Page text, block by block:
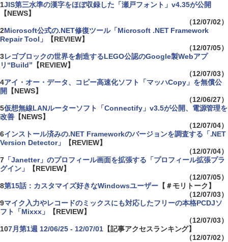
1JIS第三水準の漢字をほぼ収録した「瀬戸フォント」v4.35が公開
【NEWS】
（12/07/02）
2Microsoft公式の.NET修復ツール「Microsoft .NET Framework
Repair Tool」
【REVIEW】
（12/07/05）
3レゴブロックの世界を創造するLEGO公認のGoogle製Webアプ
リ“Build” 【REVIEW】
（12/07/03）
4アイ・オー・データ、コピー高速化ソフト「マッハCopy」を無償公
開
【NEWS】
（12/06/27）
5仮想無線LANルーターソフト「Connectify」v3.5が公開、電源管理を
改善【NEWS】
（12/07/04）
6インストール済みの.NET Frameworkのバージョンを調査する「.NET
Version Detector」
【REVIEW】
（12/07/04）
7 「Janetter」のプロフィール画面を拡張する「プロフィール拡張プラ
グイン」
【REVIEW】
（12/07/05）
8第15話：カスタマイズ好きなWindowsユーザー【＃モリトーク】
（12/07/03）
9マイク入力やレコードのミックスにも対応したフリーの本格PCDJソ
フト「Mixxx」
【REVIEW】
（12/07/03）
107月第1週 12/06/25 - 12/07/01【記事アクセスランキング】
（12/07/02）